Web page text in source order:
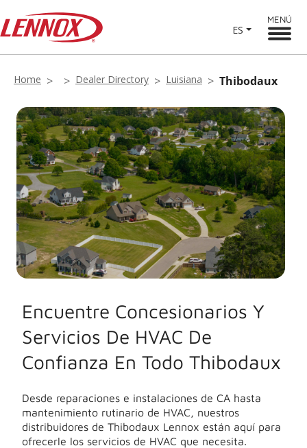
ES
MENÚ
Home Dealer Directory Luisiana Thibodaux
Encuentre Concesionarios Y
Servicios De HVAC De
Confianza En Todo Thibodaux
Desde reparaciones e instalaciones de CA hasta
mantenimiento rutinario de HVAC, nuestros
distribuidores de Thibodaux Lennox están aquí para
ofrecerle los servicios de HVAC que necesita.